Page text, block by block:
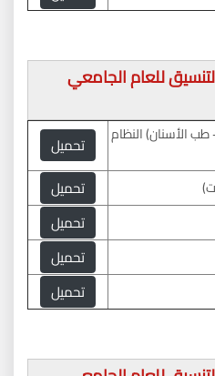
للعام الجامعي
طب الأسنان) النظام
تحميل
تحميل
تحميل
تحميل
تحميل